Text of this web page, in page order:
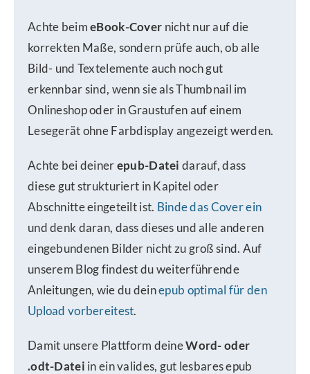
Achte beimeBook-Cover nicht nur auf die
korrekten Maße, sondern prüfe auch, ob alle
Bild- und Textelemente auch noch gut
erkennbar sind, wenn sie als Thumbnail im
Onlineshop oder in Graustufen auf einem
Lesegerät ohne Farbdisplay angezeigt werden.
Achte bei deinerepub-Datei darauf, dass
diese gut strukturiert in Kapitel oder
Abschnitte eingeteilt ist. Binde das Cover ein
und denk daran, dass dieses und alle anderen
eingebundenen Bilder nicht zu groß sind. Auf
unserem Blog findest du weiterführende
Anleitungen, wie du deinepub optimal für den
Upload vorbereitest.
Damit unsere Plattform deineWord- oder
.odt-Datei in ein valides, gut lesbares epub